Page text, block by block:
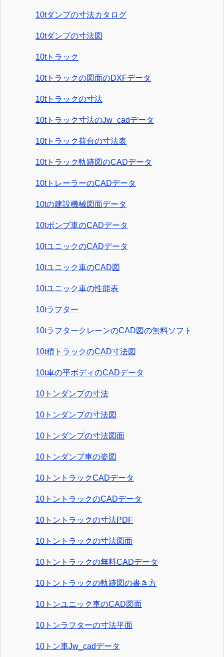
10tダンプの寸法カタログ
10tダンプの寸法図
10tトラック
10tトラックの図面のDXFデータ
10tトラックの寸法
10tトラック寸法のJw_cadデータ
10tトラック荷台の寸法表
10tトラック軌跡図のCADデータ
10tトレーラーのCADデータ
10tの建設機械図面データ
10tポンプ車のCADデータ
10tユニックのCADデータ
10tユニック車のCAD図
10tユニック車の性能表
10tラフター
10tラフタークレーンのCAD図の無料ソフト
10t積トラックのCAD寸法図
10t車の平ボディのCADデータ
10トンダンプの寸法
10トンダンプの寸法図
10トンダンプの寸法図面
10トンダンプ車の姿図
10トントラックCADデータ
10トントラックのCADデータ
10トントラックの寸法PDF
10トントラックの寸法図面
10トントラックの無料CADデータ
10トントラックの軌跡図の書き方
10トンユニック車のCAD図面
10トンラフターの寸法平面
10トン車Jw_cadデータ